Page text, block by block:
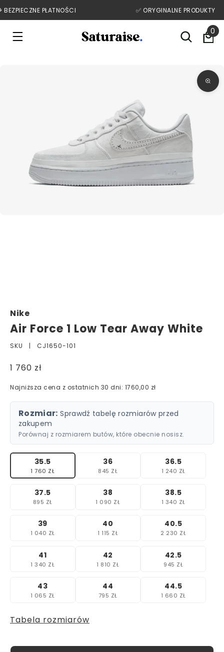
Przejdź do treści
0
PŁATNOŚCI ✅️ ORYGINALNE PRODUKTY
Nike
Air Force 1 Low Tear Away White
SKU | CJ1650-101
1 760 zł
Najniższa cena z ostatnich 30 dni: 1760,00 zł
Rozmiar: Sprawdź tabelę rozmiarów przed
zakupem
Porównaj z rozmiarem butów, które obecnie nosisz.
35.5
1 760 ZŁ
36
845 ZŁ
36.5
1 240 ZŁ
37.5
895 ZŁ
38
1 090 ZŁ
38.5
1 340 ZŁ
39
1 040 ZŁ
40
1 115 ZŁ
40.5
2 230 ZŁ
41
1 340 ZŁ
42
1 810 ZŁ
42.5
945 ZŁ
43
1 065 ZŁ
44
795 ZŁ
44.5
1 660 ZŁ
Tabela rozmiarów